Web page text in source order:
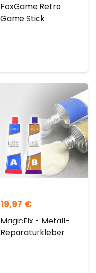
FoxGame Retro
Game Stick
19,97 €
MagicFix - Metall-
Reparaturkleber